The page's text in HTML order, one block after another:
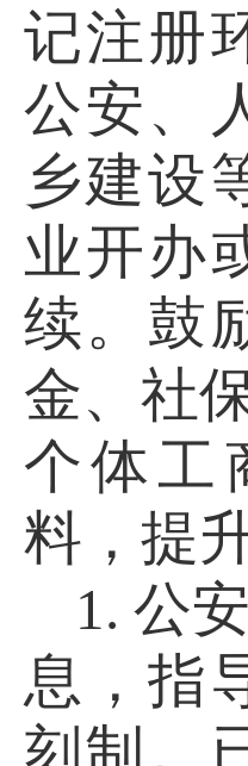
记注册
公安、
乡建设
业开办
续。鼓
金、社
个体工
料，提
1. 公
息，指
刻制。